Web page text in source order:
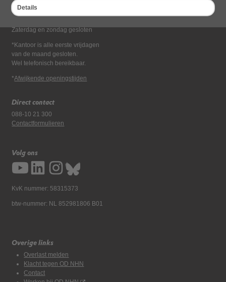
Details
Maandag tot en met vrijdag*
van 08:00 tot 16:30
Zaterdag en zondag gesloten
*Kantoor is alle eerste vrijdagen
van de maand gesloten.
Wel telefonisch bereikbaar.
*Afwijkende openingstijden
Direct contact
088-10 21 300
Contactformulieren
Volg ons
KvK nummer: 58315373
btw-nummer: NL 852981806 B01
Overige links
Overlast melden
Klacht tegen OD NHN
Contact